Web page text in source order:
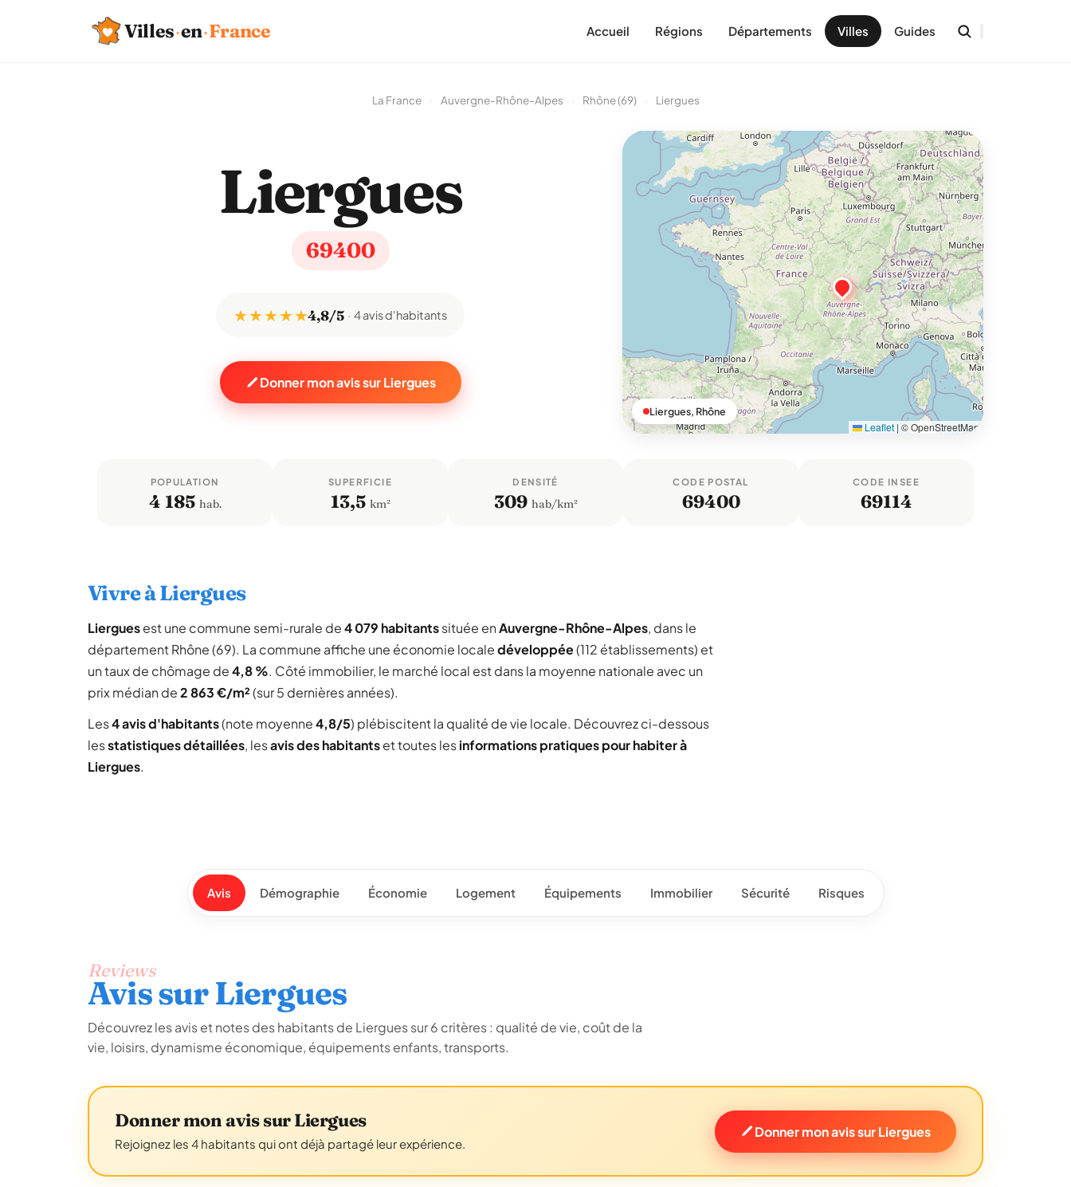
Villes·en·France Accueil Régions Départements Villes Guides
La France Auvergne-Rhône-Alpes Rhône (69) Liergues
Liergues
69400
★ ★ ★ ★ ★4,8/5 4 avis d'habitants
Donner mon avis sur Liergues
Leaflet | © OpenStreetMap
Liergues, Rhône
POPULATION
4 185 hab.
SUPERFICIE
13,5 km²
DENSITÉ
309 hab/km²
CODE POSTAL
69400
CODE INSEE
69114
Vivre à Liergues
Lierguesest une commune semi-rurale de4 079 habitantssituée enAuvergne-Rhône-Alpes, dans le
département Rhône (69). La commune affiche une économie localedéveloppée(112 établissements) et
un taux de chômage de4,8 %. Côté immobilier, le marché local est dans la moyenne nationale avec un
prix médian de2 863 €/m²(sur 5 dernières années).
Les4 avis d'habitants(note moyenne4,8/5) plébiscitent la qualité de vie locale. Découvrez ci-dessous
lesstatistiques détaillées, lesavis des habitantset toutes lesinformations pratiques pour habiter à
Liergues.
Avis Démographie Économie Logement Équipements Immobilier Sécurité Risques
Reviews
Avis sur Liergues
Découvrez les avis et notes des habitants de Liergues sur 6 critères : qualité de vie, coût de la
vie, loisirs, dynamisme économique, équipements enfants, transports.
Donner mon avis sur Liergues
Rejoignez les 4 habitants qui ont déjà partagé leur expérience.
Donner mon avis sur Liergues